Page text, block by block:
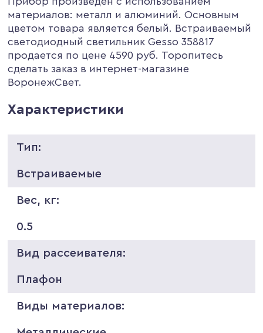
материалов: металл и алюминий. Основным
цветом товара является белый. Встраиваемый
светодиодный светильник Gesso 358817
продается по цене 4590 руб. Торопитесь
сделать заказ в интернет-магазине
ВоронежСвет.
Характеристики
Тип:
Встраиваемые
Вес, кг:
0.5
Вид рассеивателя:
Плафон
Виды материалов: